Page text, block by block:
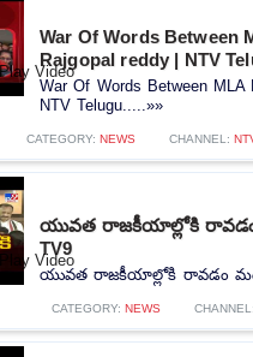
War Of Words Between
Rajgopal reddy | NTV
War Of Words Between MLA
NTV Telugu.....»»
CATEGORY: NEWS CHANNEL:
యువత రాజకీయాల్లోకి రావడం
TV9
యువత రాజకీయాల్లోకి రావడం
CATEGORY: NEWS CHANNEL: